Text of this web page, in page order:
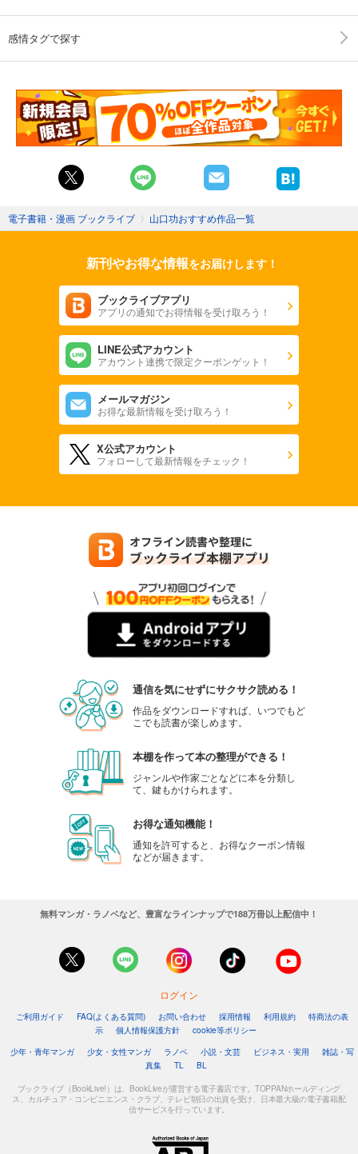
感情タグで探す
電子書籍・漫画 ブックライブ 〉 山口功おすすめ作品一覧
新刊やお得な情報をお届けします！
ブックライブアプリ
アプリの通知でお得情報を受け取ろう！
LINE公式アカウント
アカウント連携で限定クーポンゲット！
メールマガジン
お得な最新情報を受け取ろう！
X公式アカウント
フォローして最新情報をチェック！
通信を気にせずにサクサク読める！
作品をダウンロードすれば、いつでもど
こでも読書が楽しめます。
本棚を作って本の整理ができる！
ジャンルや作家ごとなどに本を分類し
て、鍵もかけられます。
お得な通知機能！
通知を許可すると、お得なクーポン情報
などが届きます。
無料マンガ・ラノベなど、豊富なラインナップで188万冊以上配信中！
ログイン
ご利用ガイド FAQ(よくある質問) お問い合わせ 採用情報 利用規約
特商法の表
示
個人情報保護方針
cookie等ポリシー
少年・青年マンガ
少女・女性マンガ ラノベ 小説・文芸 ビジネス・実用
雑誌・写
真集
TL BL
ブックライブ（BookLive!）は、BookLiveが運営する電子書店です。TOPPANホールディング
ス、カルチュア・コンビニエンス・クラブ、テレビ朝日の出資を受け、日本最大級の電子書籍配
信サービスを行っています。